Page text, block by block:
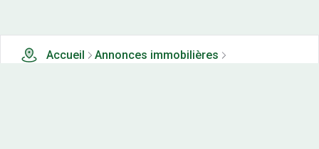
Accueil
Annonces immobilières